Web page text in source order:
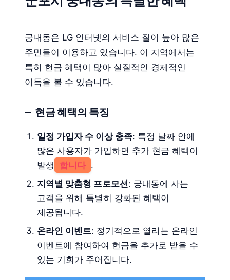
궁내동은 LG 인터넷의 서비스 질이 높아 많은
주민들이 이용하고 있습니다. 이 지역에서는
특히 현금 혜택이 많아 실질적인 경제적인
이득을 볼 수 있습니다.
현금 혜택의 특징
일정 가입자 수 이상 충족: 특정 날짜 안에
많은 사용자가 가입하면 추가 현금 혜택이
발생
합니다 .
지역별 맞춤형 프로모션: 궁내동에 사는
고객을 위해 특별히 강화된 혜택이
제공됩니다.
온라인 이벤트: 정기적으로 열리는 온라인
이벤트에 참여하여 현금을 추가로 받을 수
있는 기회가 주어집니다.